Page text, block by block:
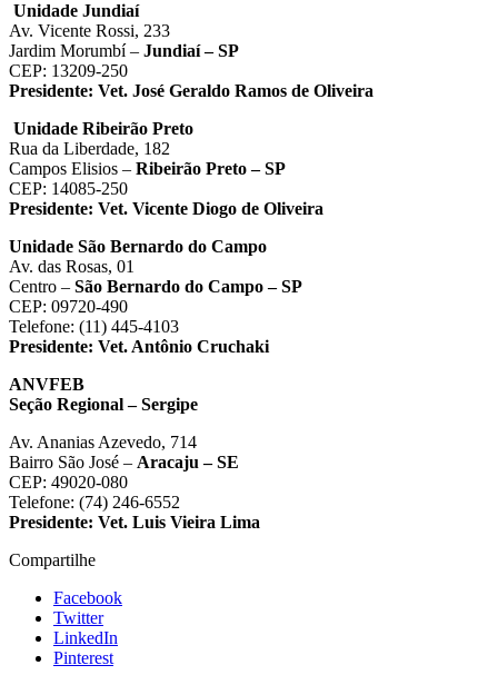
Unidade Jundiaí
Av. Vicente Rossi, 233
Jardim Morumbí – Jundiaí – SP
CEP: 13209-250
Presidente: Vet. José Geraldo Ramos de Oliveira
Unidade Ribeirão Preto
Rua da Liberdade, 182
Campos Elisios – Ribeirão Preto – SP
CEP: 14085-250
Presidente: Vet. Vicente Diogo de Oliveira
Unidade São Bernardo do Campo
Av. das Rosas, 01
Centro – São Bernardo do Campo – SP
CEP: 09720-490
Telefone: (11) 445-4103
Presidente: Vet. Antônio Cruchaki
ANVFEB
Seção Regional – Sergipe
Av. Ananias Azevedo, 714
Bairro São José – Aracaju – SE
CEP: 49020-080
Telefone: (74) 246-6552
Presidente: Vet. Luis Vieira Lima
Compartilhe
Facebook
Twitter
LinkedIn
Pinterest